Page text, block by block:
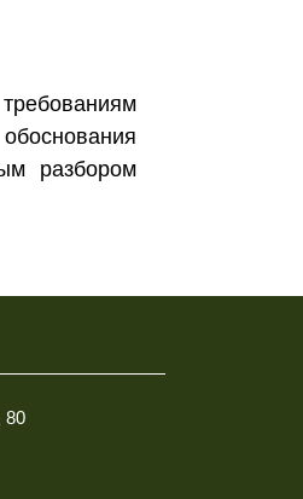
разбором
80